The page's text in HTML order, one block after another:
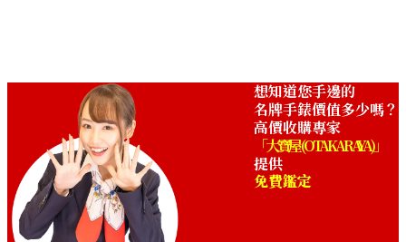
Chopard Mille Miglia
168571-3002
想知道您手邊的
名牌手錶價值多少嗎？
高價收購專家
「大寶屋 (OTAKARAYA)」
提供
免費鑑定